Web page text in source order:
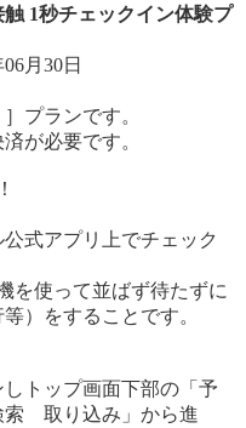
1秒チェックイン体験プ
月30日
プランです。
が必要です。
式アプリ上でチェック
を使って並ばず待たずに
）をすることです。
トップ画面下部の「予
索 取り込み」から進